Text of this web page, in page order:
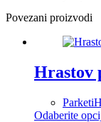
Povezani proizvodi
Hrastov
Parketi
Odaberite